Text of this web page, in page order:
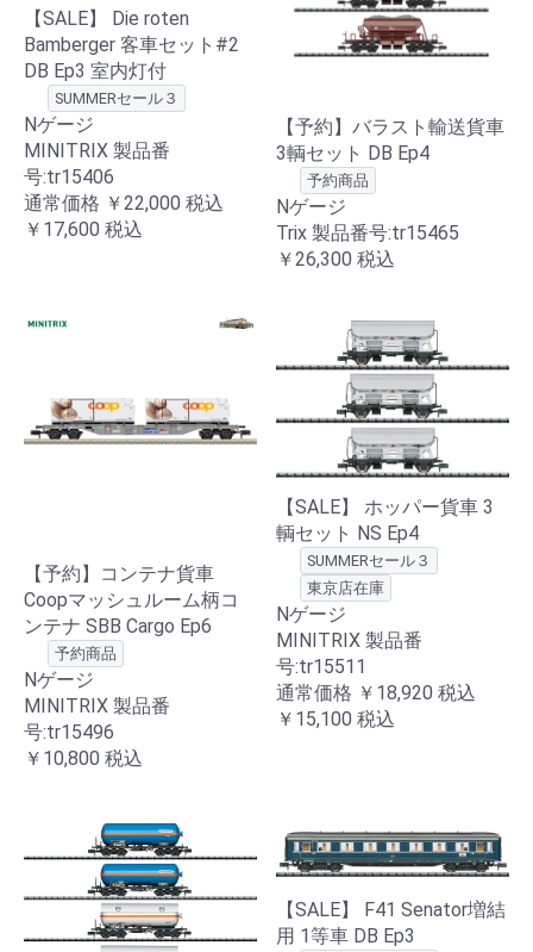
【SALE】 Die roten
Bamberger 客車セット#2
DB Ep3 室内灯付
SUMMERセール３
Nゲージ
MINITRIX 製品番
号:tr15406
通常価格 ￥22,000 税込
￥17,600 税込
【予約】バラスト輸送貨車
3輌セット DB Ep4
予約商品
Nゲージ
Trix 製品番号:tr15465
￥26,300 税込
【予約】コンテナ貨車
Coopマッシュルーム柄コ
ンテナ SBB Cargo Ep6
予約商品
Nゲージ
MINITRIX 製品番
号:tr15496
￥10,800 税込
【SALE】 ホッパー貨車 3
輌セット NS Ep4
SUMMERセール３
東京店在庫
Nゲージ
MINITRIX 製品番
号:tr15511
通常価格 ￥18,920 税込
￥15,100 税込
【SALE】 F41 Senator増結
用 1等車 DB Ep3